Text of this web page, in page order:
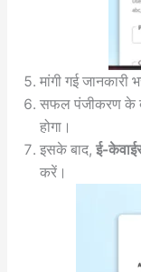
मांगी गई जानकारी
सफल पंजीकरण के
होगा।
इसके बाद, ई-
करें।